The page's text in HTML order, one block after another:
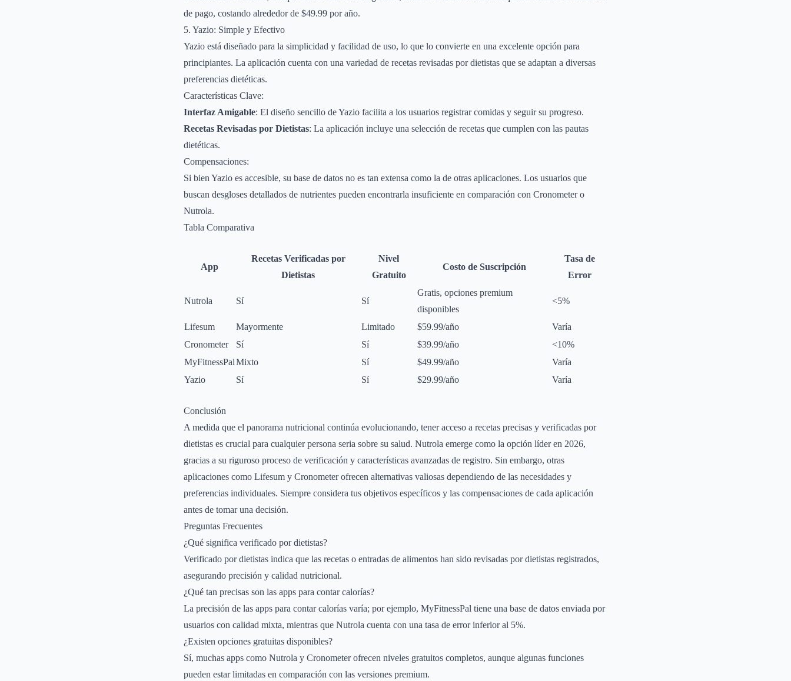
de pago, costando alrededor de $49.99 por año.
5. Yazio: Simple y Efectivo
Yazio está diseñado para la simplicidad y facilidad de uso, lo que lo convierte en una excelente opción para
principiantes. La aplicación cuenta con una variedad de recetas revisadas por dietistas que se adaptan a diversas
preferencias dietéticas.
Características Clave:
Interfaz Amigable: El diseño sencillo de Yazio facilita a los usuarios registrar comidas y seguir su progreso.
Recetas Revisadas por Dietistas: La aplicación incluye una selección de recetas que cumplen con las pautas
dietéticas.
Compensaciones:
Si bien Yazio es accesible, su base de datos no es tan extensa como la de otras aplicaciones. Los usuarios que
buscan desgloses detallados de nutrientes pueden encontrarla insuficiente en comparación con Cronometer o
Nutrola.
Tabla Comparativa
App
Recetas Verificadas por
Dietistas
Nivel
Gratuito
Costo de Suscripción
Tasa de
Error
Nutrola Sí Sí
Gratis, opciones premium
disponibles
<5%
Lifesum Mayormente Limitado $59.99/año
Varía
Cronometer
Sí Sí $39.99/año
<10%
MyFitnessPalMixto Sí $49.99/año
Varía
Yazio
Sí Sí $29.99/año Varía
Conclusión
A medida que el panorama nutricional continúa evolucionando, tener acceso a recetas precisas y verificadas por
dietistas es crucial para cualquier persona seria sobre su salud. Nutrola emerge como la opción líder en 2026,
gracias a su riguroso proceso de verificación y características avanzadas de registro. Sin embargo, otras
aplicaciones como Lifesum y Cronometer ofrecen alternativas valiosas dependiendo de las necesidades y
preferencias individuales. Siempre considera tus objetivos específicos y las compensaciones de cada aplicación
antes de tomar una decisión.
Preguntas Frecuentes
¿Qué significa verificado por dietistas?
Verificado por dietistas indica que las recetas o entradas de alimentos han sido revisadas por dietistas registrados,
asegurando precisión y calidad nutricional.
¿Qué tan precisas son las apps para contar calorías?
La precisión de las apps para contar calorías varía; por ejemplo, MyFitnessPal tiene una base de datos enviada por
usuarios con calidad mixta, mientras que Nutrola cuenta con una tasa de error inferior al 5%.
¿Existen opciones gratuitas disponibles?
Sí, muchas apps como Nutrola y Cronometer ofrecen niveles gratuitos completos, aunque algunas funciones
pueden estar limitadas en comparación con las versiones premium.